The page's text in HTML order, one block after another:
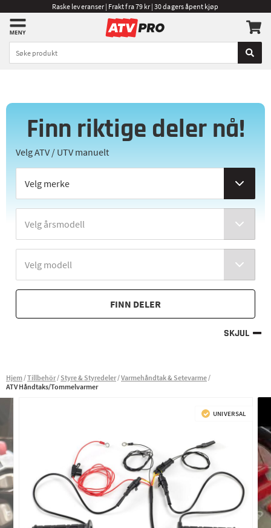
Raske leveranser | Frakt fra 79 kr | 30 dagers åpent kjøp
Finn riktige deler nå!
Velg ATV / UTV manuelt
FINN DELER
SKJUL
Hjem Tillbehör Styre & Styredeler Varmehåndtak & Setevarme
ATV Håndtaks/Tommelvarmer
UNIVERSAL